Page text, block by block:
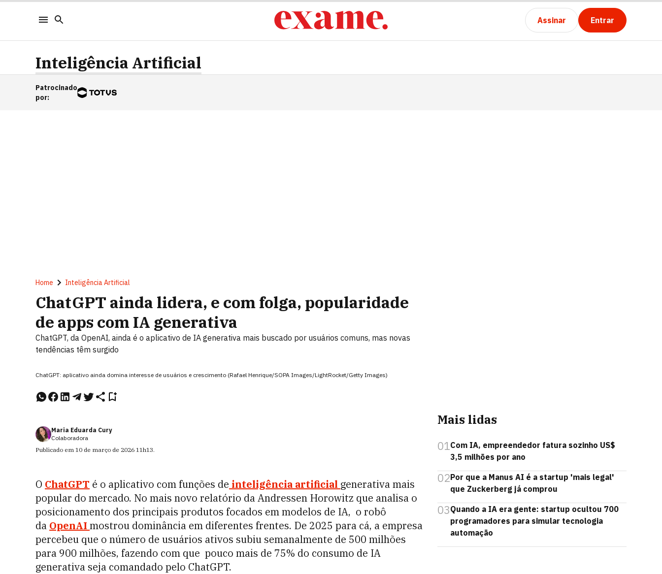
Assinar Entrar
Inteligência Artificial
Patrocinado
por:
Home Inteligência Artificial
ChatGPT ainda lidera, e com folga, popularidade
de apps com IA generativa
ChatGPT, da OpenAI, ainda é o aplicativo de IA generativa mais buscado por usuários comuns, mas novas
tendências têm surgido
ChatGPT: aplicativo ainda domina interesse de usuários e crescimento (Rafael Henrique/SOPA Images/LightRocket/Getty Images)
Maria Eduarda Cury
Colaboradora
Publicado em 10 de março de 2026 11h13.
O ChatGPT é o aplicativo com funções de inteligência artificial generativa mais
popular do mercado. No mais novo relatório da Andressen Horowitz que analisa o
posicionamento dos principais produtos focados em modelos de IA, o robô
da OpenAI mostrou dominância em diferentes frentes. De 2025 para cá, a empresa
percebeu que o número de usuários ativos subiu semanalmente de 500 milhões
para 900 milhões, fazendo com que pouco mais de 75% do consumo de IA
generativa seja comandado pelo ChatGPT.
Mais lidas
01Com IA, empreendedor fatura sozinho US$
3,5 milhões por ano
02Por que a Manus AI é a startup 'mais legal'
que Zuckerberg já comprou
03Quando a IA era gente: startup ocultou 700
programadores para simular tecnologia
automação